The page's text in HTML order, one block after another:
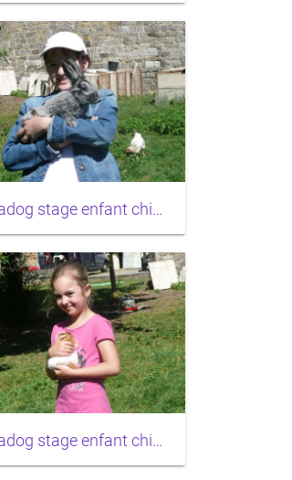
pedadog stage enfant chien 20150710104056
pedadog stage enfant chien 20150710103816